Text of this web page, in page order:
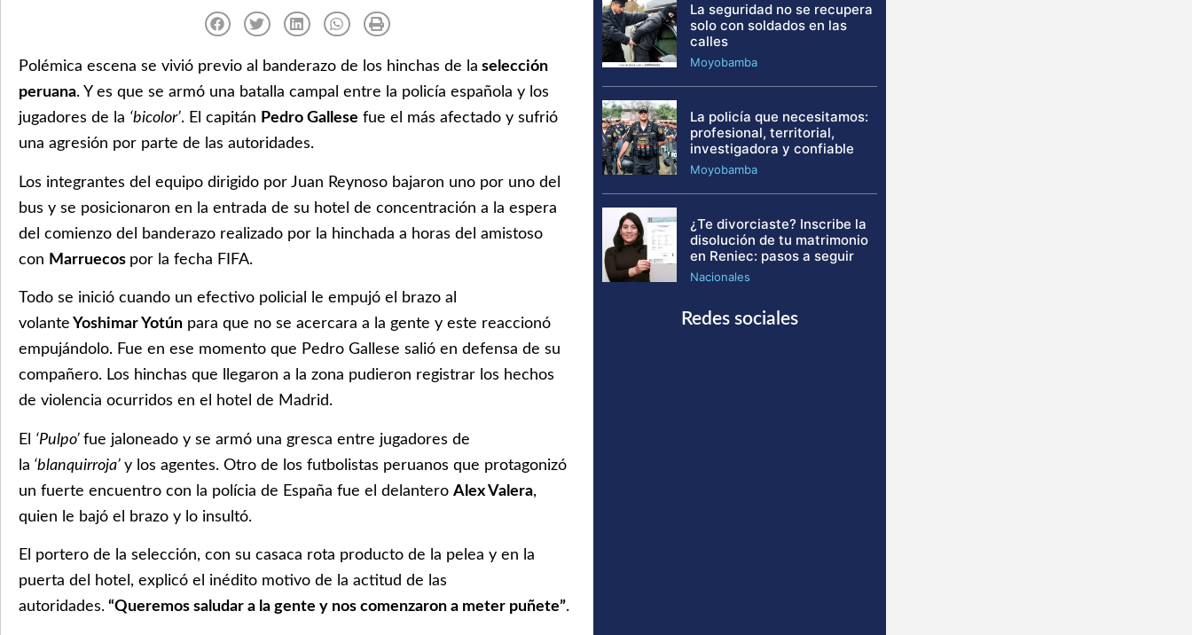
Polémica escena se vivió previo al banderazo de los hinchas de la selección
peruana. Y es que se armó una batalla campal entre la policía española y los
jugadores de la ‘bicolor’. El capitán Pedro Gallese fue el más afectado y sufrió
una agresión por parte de las autoridades.
Los integrantes del equipo dirigido por Juan Reynoso bajaron uno por uno del
bus y se posicionaron en la entrada de su hotel de concentración a la espera
del comienzo del banderazo realizado por la hinchada a horas del amistoso
con Marruecos por la fecha FIFA.
Todo se inició cuando un efectivo policial le empujó el brazo al
volante Yoshimar Yotún para que no se acercara a la gente y este reaccionó
empujándolo. Fue en ese momento que Pedro Gallese salió en defensa de su
compañero. Los hinchas que llegaron a la zona pudieron registrar los hechos
de violencia ocurridos en el hotel de Madrid.
El ‘Pulpo’ fue jaloneado y se armó una gresca entre jugadores de
la ‘blanquirroja’ y los agentes. Otro de los futbolistas peruanos que protagonizó
un fuerte encuentro con la polícia de España fue el delantero Alex Valera,
quien le bajó el brazo y lo insultó.
El portero de la selección, con su casaca rota producto de la pelea y en la
puerta del hotel, explicó el inédito motivo de la actitud de las
autoridades. “Queremos saludar a la gente y nos comenzaron a meter puñete”.
La seguridad no se recupera
solo con soldados en las
calles
Moyobamba
La policía que necesitamos:
profesional, territorial,
investigadora y confiable
Moyobamba
¿Te divorciaste? Inscribe la
disolución de tu matrimonio
en Reniec: pasos a seguir
Nacionales
Redes sociales